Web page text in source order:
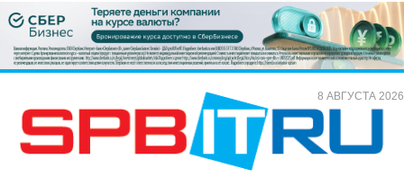
8 АВГУСТА 2026